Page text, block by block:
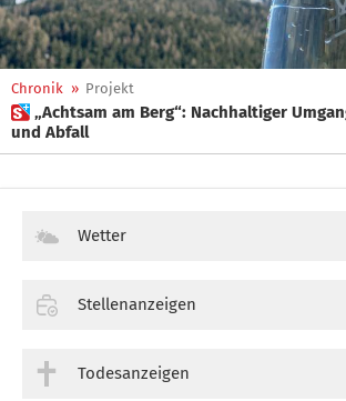
Chronik » Projekt
 „Achtsam am Berg“: Nachhaltiger Umgang mit Trinkwasser
und Abfall
Wetter
Stellenanzeigen
Todesanzeigen